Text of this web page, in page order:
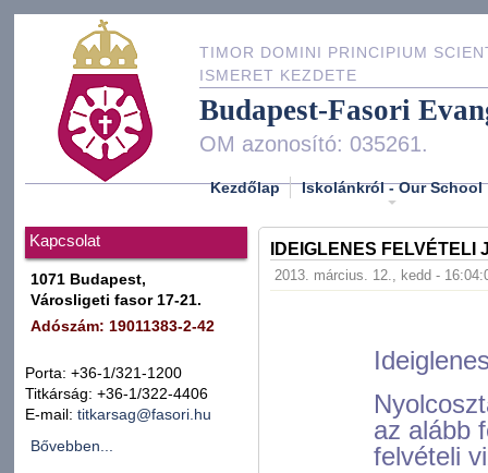
TIMOR DOMINI PRINCIPIUM
ISMERET KEZDETE
Budapest-Fasori
OM azonosító: 035261.
Kezdőlap Iskolánkról - Our School
Kapcsolat
1071 Budapest,
Városligeti fasor 17-21.
Adószám: 19011383-2-42
Porta: +36-1/321-1200
Titkárság: +36-1/322-4406
E-mail: titkarsag@fasori.hu
Bővebben...
IDEIGLENES
2013. március. 12., kedd -
az alább
felvételi